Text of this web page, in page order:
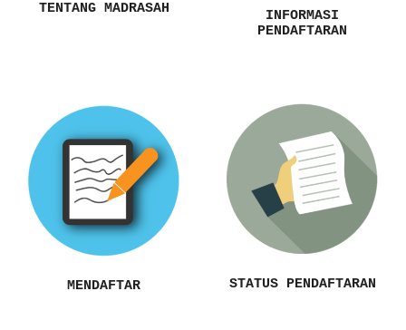
TENTANG MADRASAH
INFORMASI
PENDAFTARAN
MENDAFTAR STATUS PENDAFTARAN